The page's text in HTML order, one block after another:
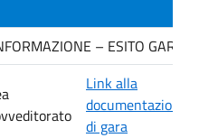
– ESITO
Link alla
documentazione
di gara